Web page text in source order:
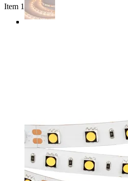
Item 1 of 4